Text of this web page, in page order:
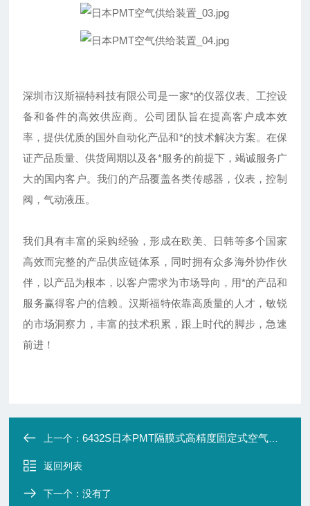
深圳市汉斯福特科技有限公司是一家*的仪器仪表、工控设
备和备件的高效供应商。公司团队旨在提高客户成本效
率，提供优质的国外自动化产品和*的技术解决方案。在保
证产品质量、供货周期以及各*服务的前提下，竭诚服务广
大的国内客户。我们的产品覆盖各类传感器，仪表，控制
阀，气动液压。
我们具有丰富的采购经验，形成在欧美、日韩等多个国家
高效而完整的产品供应链体系，同时拥有众多海外协作伙
伴，以产品为根本，以客户需求为市场导向，用*的产品和
服务赢得客户的信赖。汉斯福特依靠高质量的人才，敏锐
的市场洞察力，丰富的技术积累，跟上时代的脚步，急速
前进！
上一个：6432S日本PMT隔膜式高精度固定式空气卡盘
返回列表
下一个：没有了